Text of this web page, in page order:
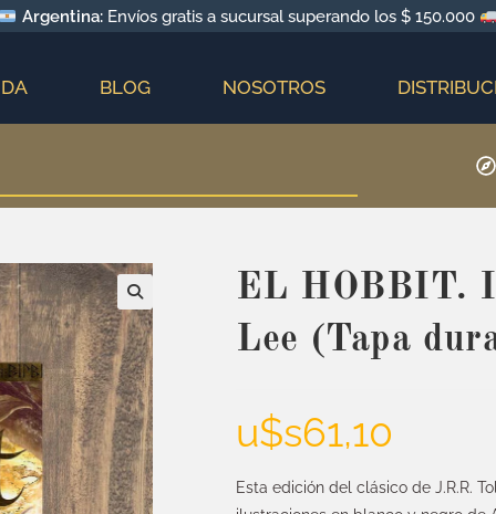
Argentina:Envíos gratis a sucursal superando los $ 150.000
BLOG NOSOTROS
EL HOBBIT.
Lee (Tapa
u$s61,10
Esta edición del clásico de J.R.R.